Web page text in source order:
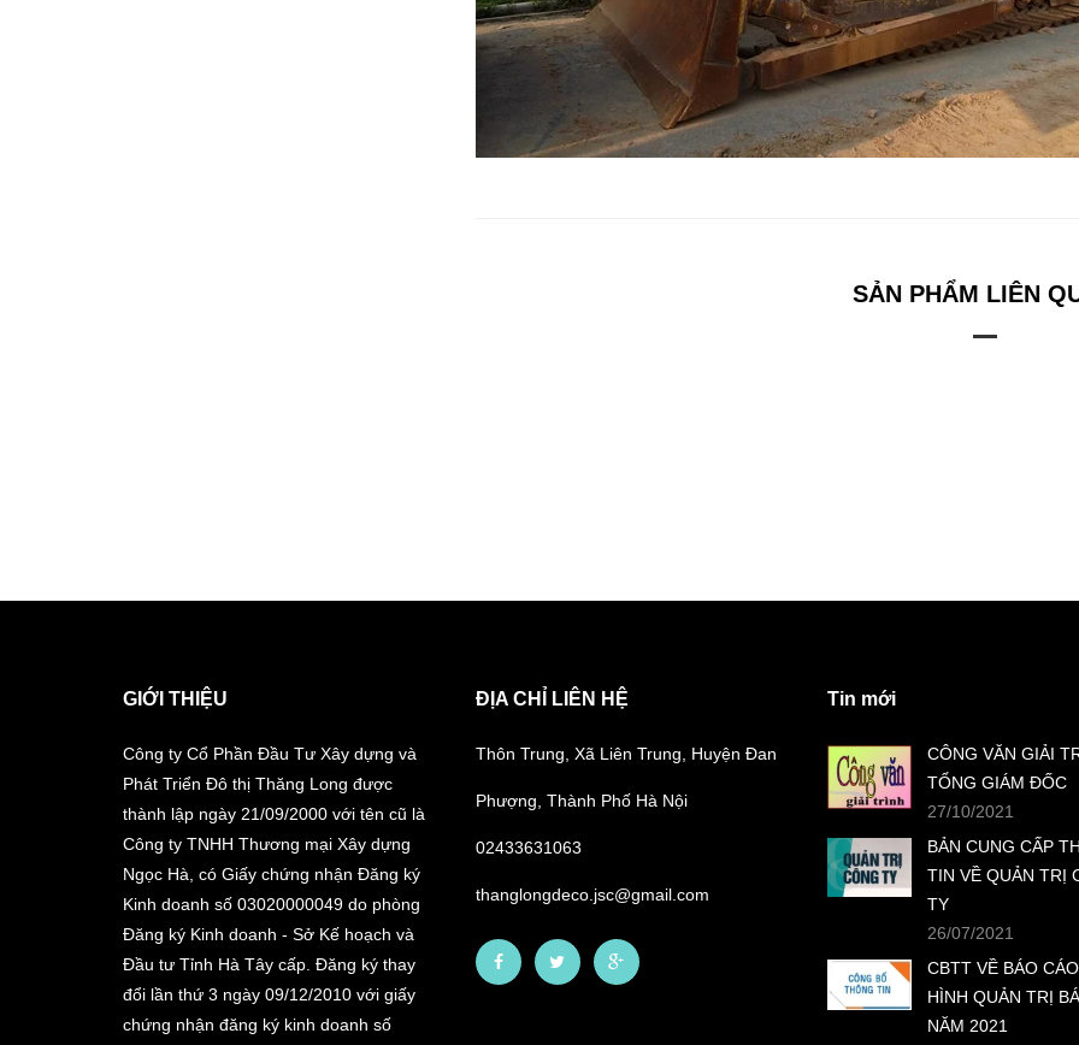
SẢN PHẨM LIÊN
GIỚI THIỆU
Công ty Cổ Phần Đầu Tư Xây dựng và
Phát Triển Đô thị Thăng Long được
thành lập ngày 21/09/2000 với tên cũ là
Công ty TNHH Thương mại Xây dựng
Ngọc Hà, có Giấy chứng nhận Đăng ký
Kinh doanh số 03020000049 do phòng
Đăng ký Kinh doanh - Sở Kế hoạch và
Đầu tư Tỉnh Hà Tây cấp. Đăng ký thay
đổi lần thứ 3 ngày 09/12/2010 với giấy
chứng nhận đăng ký kinh doanh số
ĐỊA CHỈ LIÊN HỆ
Thôn Trung, Xã Liên Trung, Huyện Đan
Phượng, Thành Phố Hà Nội
02433631063
thanglongdeco.jsc@gmail.com
Tin mới
CÔNG VĂN GIẢI
TỔNG GIÁM ĐỐC
27/10/2021
BẢN CUNG CẤP
TIN VỀ QUẢN TRỊ
TY
26/07/2021
CBTT VỀ BÁO
HÌNH QUẢN TRỊ
NĂM 2021